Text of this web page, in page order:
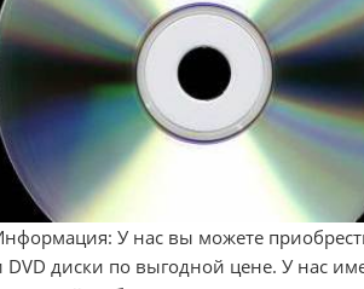
У нас вы можете
DVD диски по выгодной цене. У нас